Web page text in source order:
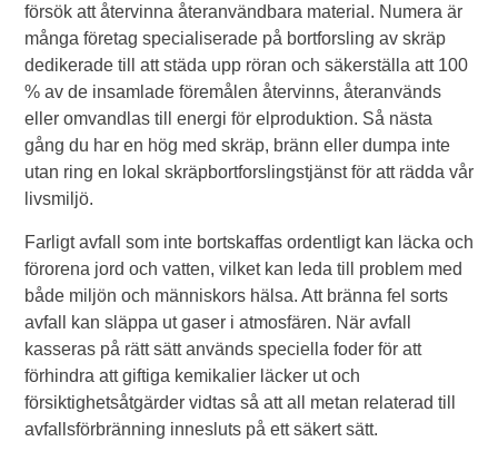
försök att återvinna återanvändbara material. Numera är
många företag specialiserade på bortforsling av skräp
dedikerade till att städa upp röran och säkerställa att 100
% av de insamlade föremålen återvinns, återanvänds
eller omvandlas till energi för elproduktion. Så nästa
gång du har en hög med skräp, bränn eller dumpa inte
utan ring en lokal skräpbortforslingstjänst för att rädda vår
livsmiljö.
Farligt avfall som inte bortskaffas ordentligt kan läcka och
förorena jord och vatten, vilket kan leda till problem med
både miljön och människors hälsa. Att bränna fel sorts
avfall kan släppa ut gaser i atmosfären. När avfall
kasseras på rätt sätt används speciella foder för att
förhindra att giftiga kemikalier läcker ut och
försiktighetsåtgärder vidtas så att all metan relaterad till
avfallsförbränning innesluts på ett säkert sätt.